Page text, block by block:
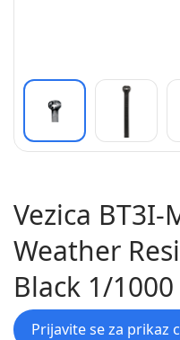
Vezica BT3I-
Weather
Black 1/
Prijavite se za prikaz